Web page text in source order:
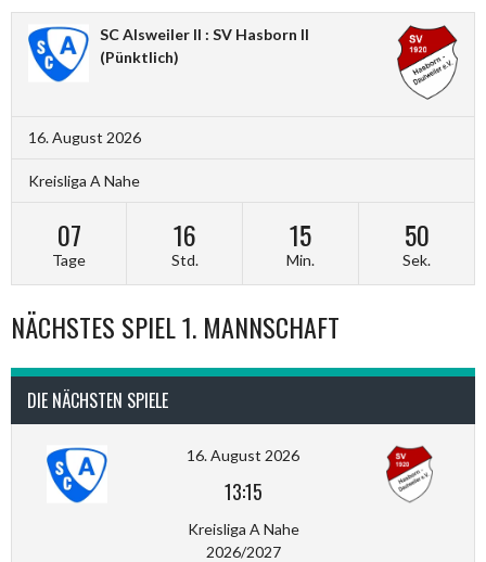
SC Alsweiler II : SV Hasborn II
(Pünktlich)
16. August 2026
Kreisliga A Nahe
07
Tage
16
Std.
15
Min.
49
Sek.
NÄCHSTES SPIEL 1. MANNSCHAFT
DIE NÄCHSTEN SPIELE
16. August 2026
13:15
Kreisliga A Nahe
2026/2027